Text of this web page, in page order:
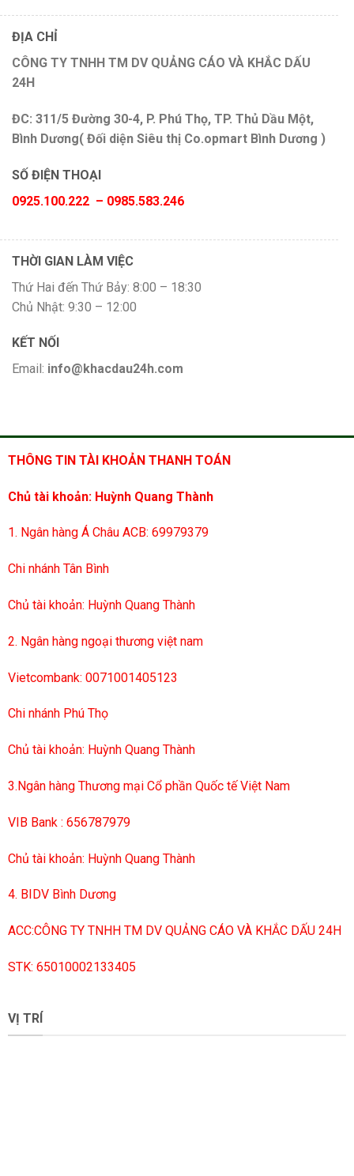
ĐỊA CHỈ
CÔNG TY TNHH TM DV QUẢNG CÁO VÀ KHẮC DẤU
24H
ĐC: 311/5 Đường 30-4, P. Phú Thọ, TP. Thủ Dầu Một,
Bình Dương( Đối diện Siêu thị Co.opmart Bình Dương )
SỐ ĐIỆN THOẠI
0925.100.222 – 0985.583.246
THỜI GIAN LÀM VIỆC
Thứ Hai đến Thứ Bảy: 8:00 – 18:30
Chủ Nhật: 9:30 – 12:00
KẾT NỐI
Email: info@khacdau24h.com
THÔNG TIN TÀI KHOẢN THANH TOÁN
Chủ tài khoản: Huỳnh Quang Thành
1. Ngân hàng Á Châu ACB: 69979379
Chi nhánh Tân Bình
Chủ tài khoản: Huỳnh Quang Thành
2. Ngân hàng ngoại thương việt nam
Vietcombank: 0071001405123
Chi nhánh Phú Thọ
Chủ tài khoản: Huỳnh Quang Thành
3.Ngân hàng Thương mại Cổ phần Quốc tế Việt Nam
VIB Bank : 656787979
Chủ tài khoản: Huỳnh Quang Thành
4. BIDV Bình Dương
ACC:CÔNG TY TNHH TM DV QUẢNG CÁO VÀ KHẮC DẤU 24H
STK: 65010002133405
VỊ TRÍ